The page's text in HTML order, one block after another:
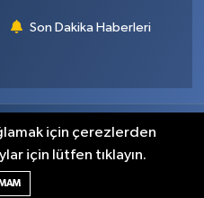
Son Dakika Haberleri
Sözleşmesi
için çerezlerden
için lütfen tıklayın.